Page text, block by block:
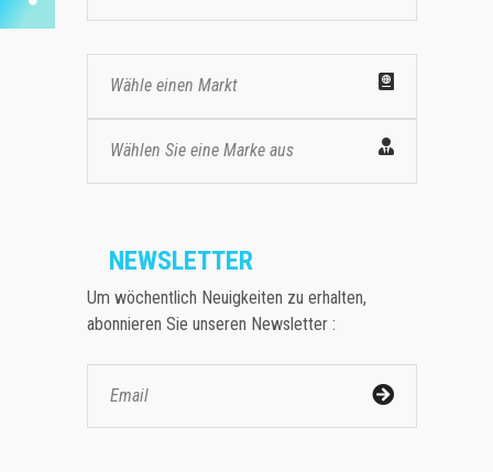
Wähle einen Markt
Wählen Sie eine Marke aus
NEWSLETTER
Um wöchentlich Neuigkeiten zu erhalten,
abonnieren Sie unseren Newsletter :